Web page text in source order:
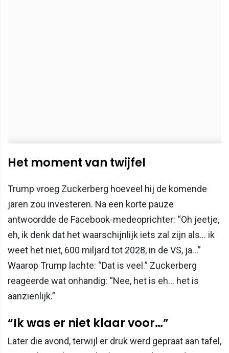
Het moment van twijfel
Trump vroeg Zuckerberg hoeveel hij de komende
jaren zou investeren. Na een korte pauze
antwoordde de Facebook-medeoprichter: “Oh jeetje,
eh, ik denk dat het waarschijnlijk iets zal zijn als… ik
weet het niet, 600 miljard tot 2028, in de VS, ja…”
Waarop Trump lachte: “Dat is veel.” Zuckerberg
reageerde wat onhandig: “Nee, het is eh… het is
aanzienlijk.”
“Ik was er niet klaar voor…”
Later die avond, terwijl er druk werd gepraat aan tafel,